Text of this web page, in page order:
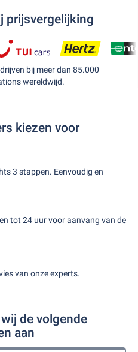
prijsvergelijking
bij meer dan 85.000
wereldwijd.
kiezen voor
3 stappen. Eenvoudig en
tot 24 uur voor aanvang van de
van onze experts.
de volgende
aan